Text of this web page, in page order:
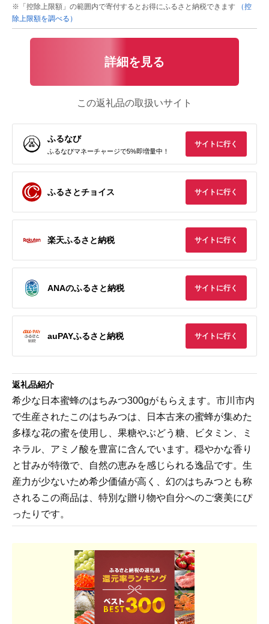
※「控除上限額」の範囲内で寄付するとお得にふるさと納税できます
（控
除上限額を調べる）
詳細を見る
この返礼品の取扱いサイト
ふるなび
ふるなびマネーチャージで5%即増量中！
サイトに行く
ふるさとチョイス サイトに行く
楽天ふるさと納税 サイトに行く
ANAのふるさと納税 サイトに行く
auPAYふるさと納税 サイトに行く
返礼品紹介
希少な日本蜜蜂のはちみつ300gがもらえます。市川市内
で生産されたこのはちみつは、日本古来の蜜蜂が集めた
多様な花の蜜を使用し、果糖やぶどう糖、ビタミン、ミ
ネラル、アミノ酸を豊富に含んでいます。穏やかな香り
と甘みが特徴で、自然の恵みを感じられる逸品です。生
産力が少ないため希少価値が高く、幻のはちみつとも称
されるこの商品は、特別な贈り物や自分へのご褒美にぴ
ったりです。